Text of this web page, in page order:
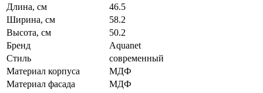
Длина, см
46.5
Ширина, см
58.2
Высота, см
50.2
Бренд
Aquanet
Стиль
современный
Материал корпуса
МДФ
Материал фасада
МДФ